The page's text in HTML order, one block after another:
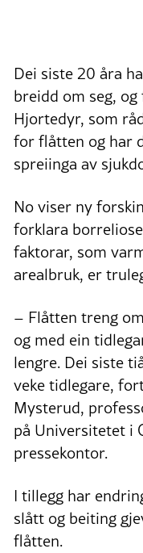
Dei siste 20 åra
breidd om seg,
Hjortedyr, som
for flåtten og har
spreiinga av
No viser ny
forklara
faktorar, som
arealbruk, er
– Flåtten treng
og med ein
lengre. Dei siste
veke tidlegare,
Mysterud,
på Universitetet i
pressekontor.
I tillegg har
slått og beiting
flåtten.